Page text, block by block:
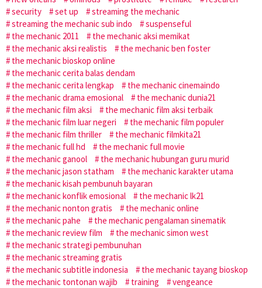
security
set up
streaming the mechanic
streaming the mechanic sub indo
suspenseful
the mechanic 2011
the mechanic aksi memikat
the mechanic aksi realistis
the mechanic ben foster
the mechanic bioskop online
the mechanic cerita balas dendam
the mechanic cerita lengkap
the mechanic cinemaindo
the mechanic drama emosional
the mechanic dunia21
the mechanic film aksi
the mechanic film aksi terbaik
the mechanic film luar negeri
the mechanic film populer
the mechanic film thriller
the mechanic filmkita21
the mechanic full hd
the mechanic full movie
the mechanic ganool
the mechanic hubungan guru murid
the mechanic jason statham
the mechanic karakter utama
the mechanic kisah pembunuh bayaran
the mechanic konflik emosional
the mechanic lk21
the mechanic nonton gratis
the mechanic online
the mechanic pahe
the mechanic pengalaman sinematik
the mechanic review film
the mechanic simon west
the mechanic strategi pembunuhan
the mechanic streaming gratis
the mechanic subtitle indonesia
the mechanic tayang bioskop
the mechanic tontonan wajib
training
vengeance